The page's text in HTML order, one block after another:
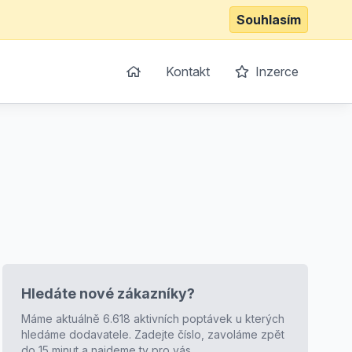
Souhlasím
Kontakt Inzerce
Hledáte nové zákazníky?
Máme aktuálně 6.618 aktivních poptávek u kterých
hledáme dodavatele. Zadejte číslo, zavoláme zpět